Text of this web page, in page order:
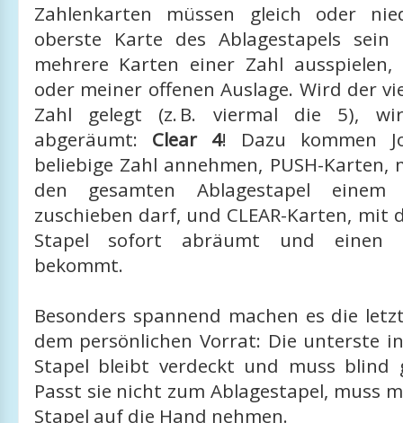
Zahlenkarten müssen gleich oder
oberste Karte des Ablagestapels
mehrere Karten einer Zahl
oder meiner offenen Auslage. Wird der
Zahl gelegt (z. B. viermal die 5),
abgeräumt: Clear 4! Dazu kommen
beliebige Zahl annehmen, PUSH-
den gesamten Ablagestapel einem
zuschieben darf, und CLEAR-Karten, mit
Stapel sofort abräumt und einen
bekommt.
Besonders spannend machen es die
dem persönlichen Vorrat: Die unterste
Stapel bleibt verdeckt und muss blind
Passt sie nicht zum Ablagestapel, muss
Stapel auf die Hand nehmen.